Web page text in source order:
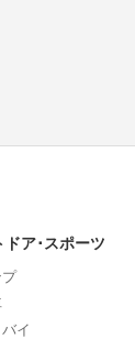
ドア･スポーツ
イ